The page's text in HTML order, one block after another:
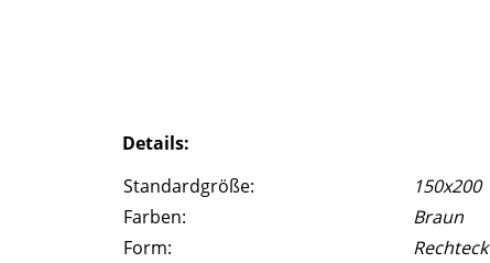
Details:
Standardgröße:
150x200
Farben:
Braun
Form:
Rechteck